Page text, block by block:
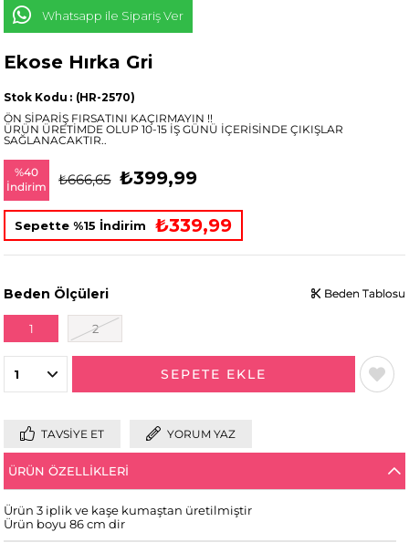
Whatsapp ile Sipariş Ver
Ekose Hırka Gri
(HR-2570)
Stok Kodu
ÖN SİPARİŞ FIRSATINI KAÇIRMAYIN !!
ÜRÜN ÜRETİMDE OLUP 10-15 İŞ GÜNÜ İÇERİSİNDE ÇIKIŞLAR
SAĞLANACAKTIR..
%40
İndirim
₺666,65 ₺399,99
Sepette %15 İndirim ₺339,99
Beden Ölçüleri
1 2
Beden Tablosu
Beden Tablosu
TAVSIYE ET YORUM YAZ
ÜRÜN ÖZELLIKLERI
Ürün 3 iplik ve kaşe kumaştan üretilmiştir
Ürün boyu 86 cm dir